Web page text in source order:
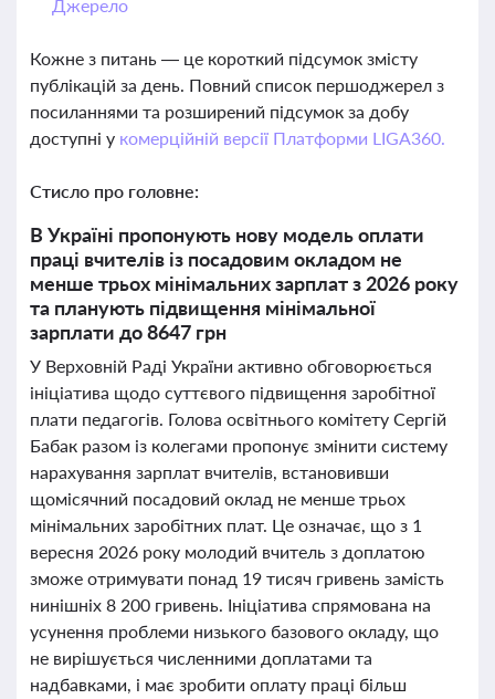
Джерело
Кожне з питань — це короткий підсумок змісту
публікацій за день. Повний список першоджерел з
посиланнями та розширений підсумок за добу
доступні у комерційній версії Платформи LIGA360.
Стисло про головне:
В Україні пропонують нову модель оплати
праці вчителів із посадовим окладом не
менше трьох мінімальних зарплат з 2026 року
та планують підвищення мінімальної
зарплати до 8647 грн
У Верховній Раді України активно обговорюється
ініціатива щодо суттєвого підвищення заробітної
плати педагогів. Голова освітнього комітету Сергій
Бабак разом із колегами пропонує змінити систему
нарахування зарплат вчителів, встановивши
щомісячний посадовий оклад не менше трьох
мінімальних заробітних плат. Це означає, що з 1
вересня 2026 року молодий вчитель з доплатою
зможе отримувати понад 19 тисяч гривень замість
нинішніх 8 200 гривень. Ініціатива спрямована на
усунення проблеми низького базового окладу, що
не вирішується численними доплатами та
надбавками, і має зробити оплату праці більш